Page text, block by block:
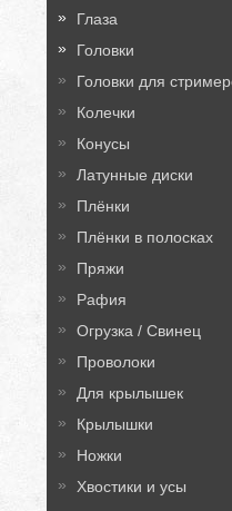
Глаза
Головки
Головки для
Колечки
Конусы
Латунные диски
Плёнки
Плёнки в полосках
Пряжи
Рафия
Огрузка / Свинец
Проволоки
Для крылышек
Крылышки
Ножки
Хвостики и усы